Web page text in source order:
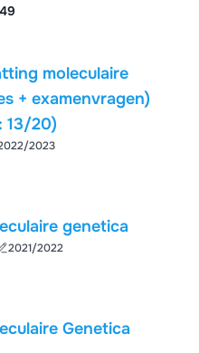
moleculaire
+ examenvragen)
13/20)
2023
Moleculaire genetica
2021/2022
Genetica